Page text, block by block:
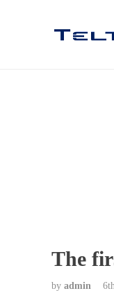
The
by admin